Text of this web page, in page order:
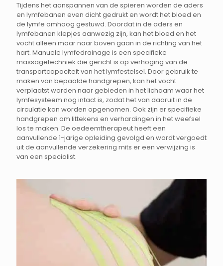
Tijdens het aanspannen van de spieren worden de aders
en lymfebanen even dicht gedrukt en wordt het bloed en
de lymfe omhoog gestuwd. Doordat in de aders en
lymfebanen klepjes aanwezig zijn, kan het bloed en het
vocht alleen maar naar boven gaan in de richting van het
hart. Manuele lymfedrainage is een specifieke
massagetechniek die gericht is op verhoging van de
transportcapaciteit van het lymfestelsel. Door gebruik te
maken van bepaalde handgrepen, kan het vocht
verplaatst worden naar gebieden in het lichaam waar het
lymfesysteem nog intact is, zodat het van daaruit in de
circulatie kan worden opgenomen. Ook zijn er specifieke
handgrepen om littekens en verhardingen in het weefsel
los te maken. De oedeemtherapeut heeft een
aanvullende 1-jarige opleiding gevolgd en wordt vergoedt
uit de aanvullende verzekering mits er een verwijzing is
van een specialist.